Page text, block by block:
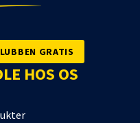
GRATIS
HOS OS